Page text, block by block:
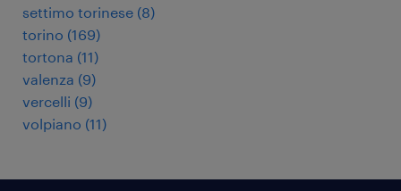
settimo torinese (8)
torino (169)
tortona (11)
valenza (9)
vercelli (9)
volpiano (11)